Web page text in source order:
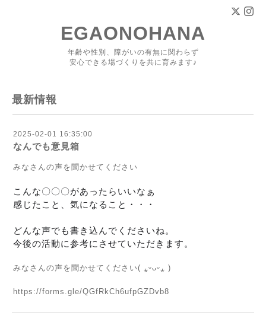
EGAONOHANA
年齢や性別、障がいの有無に関わらず
安心できる場づくりを共に育みます♪
最新情報
2025-02-01 16:35:00
なんでも意見箱
みなさんの声を聞かせてください
こんな〇〇〇があったらいいなぁ
感じたこと、気になること・・・
どんな声でも書き込んでくださいね。
今後の活動に参考にさせていただきます。
みなさんの声を聞かせてください( ⁎ᵕᴗᵕ⁎ )
https://forms.gle/QGfRkCh6ufpGZDvb8